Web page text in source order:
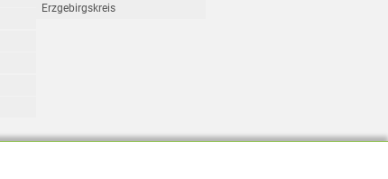
Erzgebirgskreis